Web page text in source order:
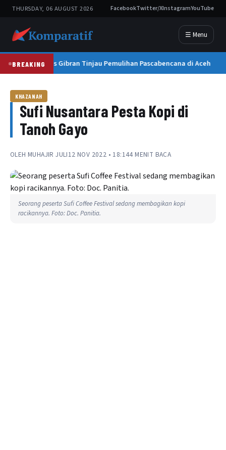
THURSDAY, 06 AUGUST 2026 FacebookTwitter/XInstagramYouTube
☰ Menu
BREAKINGWapres Gibran Tinjau Pemulihan Pascabencana di Aceh
KHAZANAH
Sufi Nusantara Pesta Kopi di
Tanoh Gayo
OLEH MUHAJIR JULI12 NOV 2022 • 18:144 MENIT BACA
Seorang peserta Sufi Coffee Festival sedang membagikan kopi
racikannya. Foto: Doc. Panitia.